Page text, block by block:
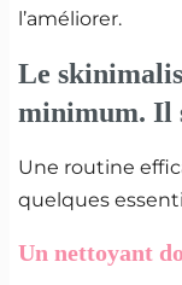
l’améliorer.
Le
minimum. Il
Une routine
quelques
Unnettoyant